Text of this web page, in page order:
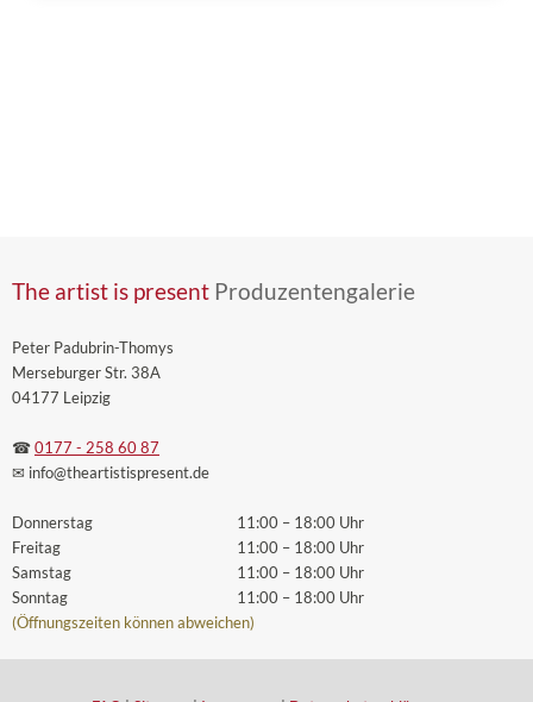
The artist is present Produzentengalerie
Peter Padubrin-Thomys
Merseburger Str. 38A
04177 Leipzig
☎ 0177 - 258 60 87
✉ info@theartistispresent.de
Donnerstag
Freitag
Samstag
Sonntag
11:00 – 18:00 Uhr
11:00 – 18:00 Uhr
11:00 – 18:00 Uhr
11:00 – 18:00 Uhr
(Öffnungszeiten können abweichen)